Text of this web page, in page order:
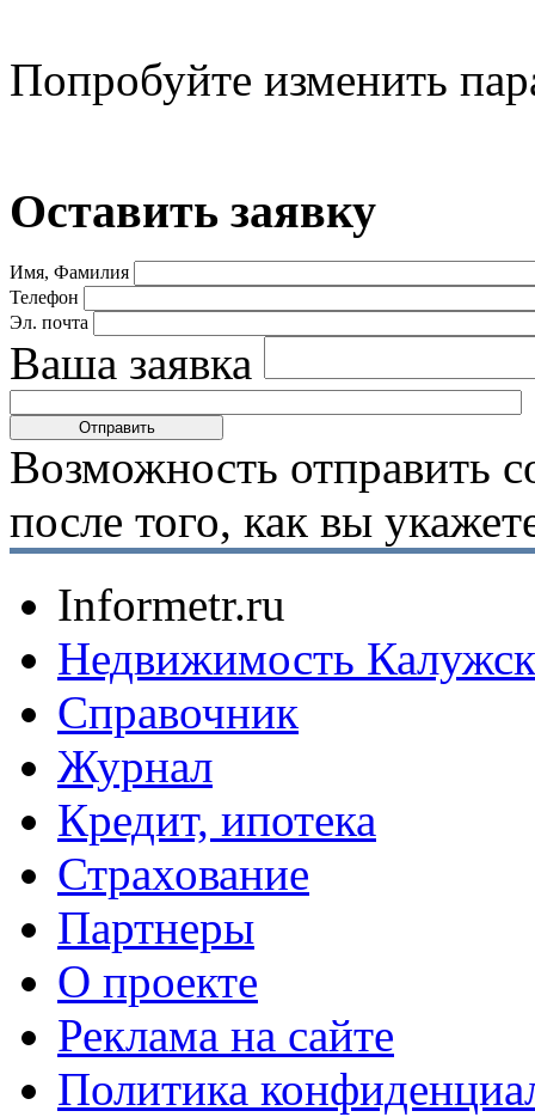
Попробуйте изменить
Оставить заявку
Имя, Фамилия
Телефон
Эл. почта
Ваша заявка
Возможность отправить
после того, как вы
Informetr.ru
Недвижимость
Справочник
Журнал
Кредит, ипотека
Страхование
Партнеры
O проекте
Реклама на сайте
Политика